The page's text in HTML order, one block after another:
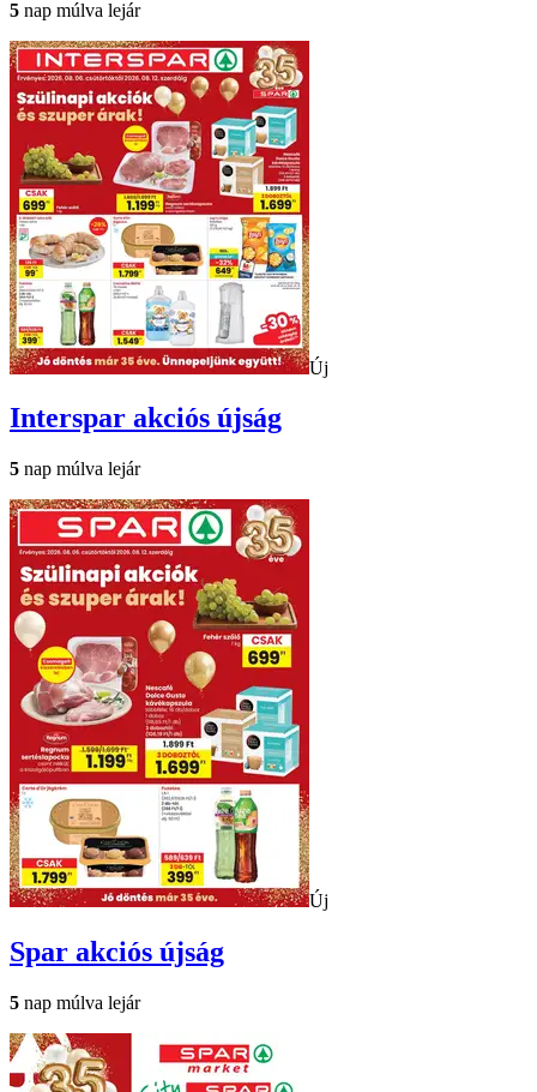
5 nap múlva lejár
Új
Interspar akciós újság
5 nap múlva lejár
Új
Spar akciós újság
5 nap múlva lejár